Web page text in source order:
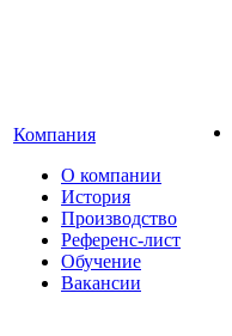
Компания
О компании
История
Производство
Референс-лист
Обучение
Вакансии